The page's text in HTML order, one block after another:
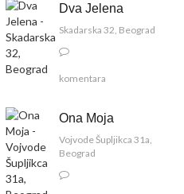
Dva Jelena
Skadarska 32, Beograd
komentara
Ona Moja
Vojvode Šupljikca 31a,
Beograd